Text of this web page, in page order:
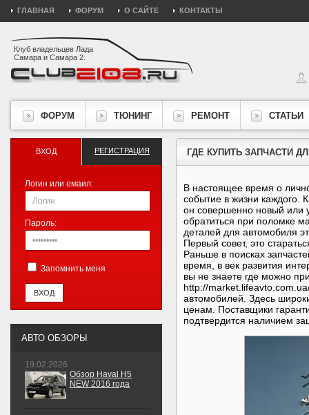
ГЛАВНАЯ ФОРУМ О САЙТЕ КОНТАКТЫ
Клуб владельцев Лада
Самара и Самара 2.
ФОРУМ ТЮНИНГ РЕМОНТ СТАТЬИ
ГДЕ КУПИТЬ ЗАПЧАСТИ
В настоящее время о
событие в жизни каждого.
он совершенно новый или
обратиться при поломке
деталей для автомобиля
Первый совет, это
Раньше в поисках
время, в век развития
вы не знаете где можно
http://
автомобилей. Здесь
ценам. Поставщики
подтвердится наличием
ВХОД РЕГИСТРАЦИЯ
Логин или емаил:
Пароль:
Запомнить меня
АВТО ОБЗОРЫ
19.02.2026
Обзор Haval H5
NEW 2016 года